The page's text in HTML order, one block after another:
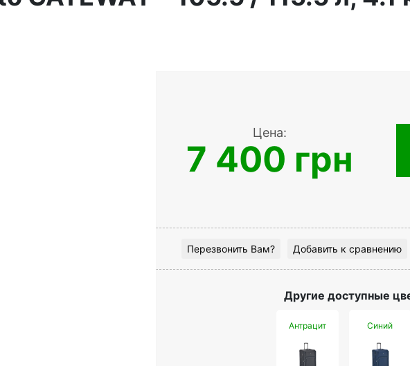
Цена:
7 400 грн
Перезвонить Вам? Добавить к сравнению
Другие доступные
Антрацит Синий